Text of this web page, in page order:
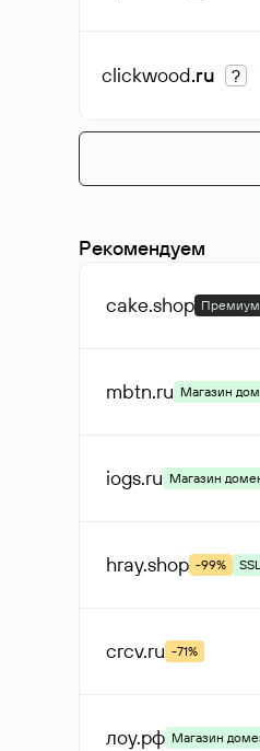
clickwood.ru ?
Рекомендуем
cake.shop Премиум
mbtn.ru Магазин
iogs.ru Магазин
hray.shop -99%
crcv.ru -71%
лоу.рф Магазин